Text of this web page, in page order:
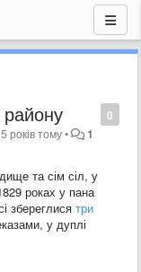
0
5 років тому• 1
та сім сіл, у
роках у пана
збереглися три
у дуплі